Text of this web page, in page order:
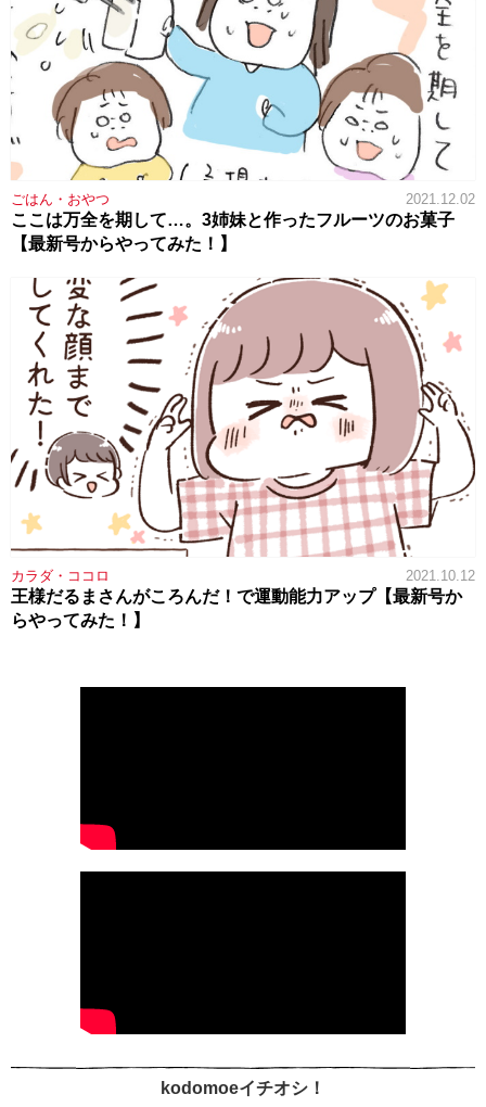
ごはん・おやつ 2021.12.02
ここは万全を期して…。3姉妹と作ったフルーツのお菓子
【最新号からやってみた！】
カラダ・ココロ 2021.10.12
王様だるまさんがころんだ！で運動能力アップ【最新号か
らやってみた！】
kodomoeイチオシ！